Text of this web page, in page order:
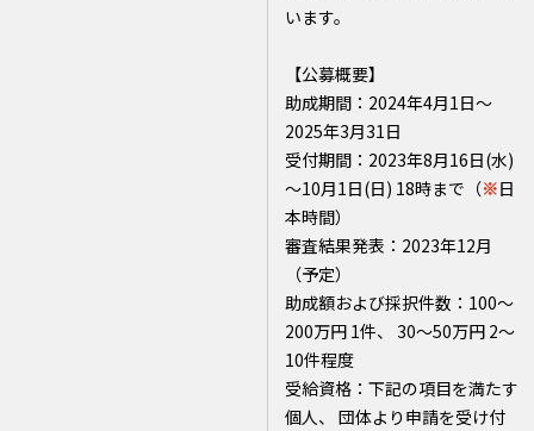
います。
【公募概要】
助成期間：2024年4月1日～
2025年3月31日
受付期間：2023年8月16日(水)
～10月1日(日) 18時まで（※日
本時間）
審査結果発表：2023年12月
（予定）
助成額および採択件数：100～
200万円 1件、 30～50万円 2～
10件程度
受給資格：下記の項目を満たす
個人、 団体より申請を受け付